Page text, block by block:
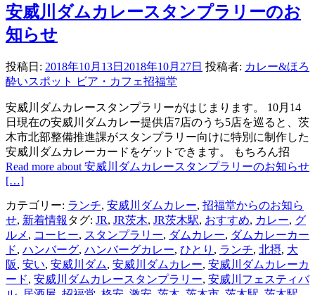
安威川ダムカレースタンプラリーのお
知らせ
投稿日: 2018年10月13日 2018年10月27日 投稿者: カレー&ほろ
酔いスポット ビア・カフェ招福堂
安威川ダムカレースタンプラリーがはじまります。 10月14
日現在の安威川ダムカレー提供店7店のうち5店を巡ると、茨
木市北部整備推進課がスタンプラリー向けに特別に制作した
安威川ダムカレーカードをゲットできます。 もちろん招
Read more about 安威川ダムカレースタンプラリーのお知らせ
[…]
カテゴリー: ランチ, 安威川ダムカレー, 招福堂からのお知ら
せ, 新着情報 タグ: JR, JR茨木, JR茨木駅, おすすめ, カレー, グ
ルメ , コーヒー, スタンプラリー, ダムカレー, ダムカレーカー
ド, ハンバーグ, ハンバーグカレー, ひとり , ランチ, 北摂, 大
阪, 安い, 安威川ダム, 安威川ダムカレー, 安威川ダムカレーカ
ード, 安威川ダムカレースタンプラリー, 安威川フェスティバ